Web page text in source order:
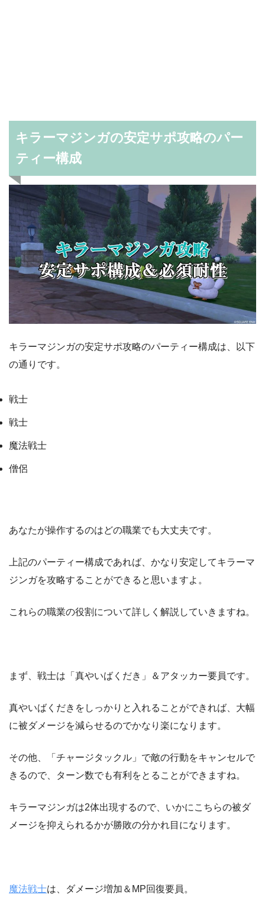
キラーマジンガの安定サポ攻略のパー
ティー構成
キラーマジンガの安定サポ攻略のパーティー構成は、以下
の通りです。
戦士
戦士
魔法戦士
僧侶
あなたが操作するのはどの職業でも大丈夫です。
上記のパーティー構成であれば、かなり安定してキラーマ
ジンガを攻略することができると思いますよ。
これらの職業の役割について詳しく解説していきますね。
まず、戦士は「真やいばくだき」＆アタッカー要員です。
真やいばくだきをしっかりと入れることができれば、大幅
に被ダメージを減らせるのでかなり楽になります。
その他、「チャージタックル」で敵の行動をキャンセルで
きるので、ターン数でも有利をとることができますね。
キラーマジンガは2体出現するので、いかにこちらの被ダ
メージを抑えられるかが勝敗の分かれ目になります。
魔法戦士は、ダメージ増加＆MP回復要員。